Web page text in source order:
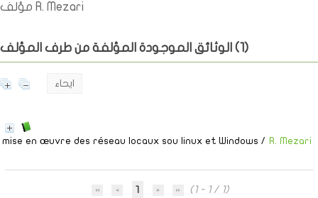
مؤلف R. Mezari
الوثائق الموجودة المؤلفة من طرف المؤلف (1)
ايحاء
mise en œuvre des réseau locaux sou linux et Windows / R. Mezari
1
(1 - 1 / 1)